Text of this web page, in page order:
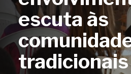
escuta às
tradicionais